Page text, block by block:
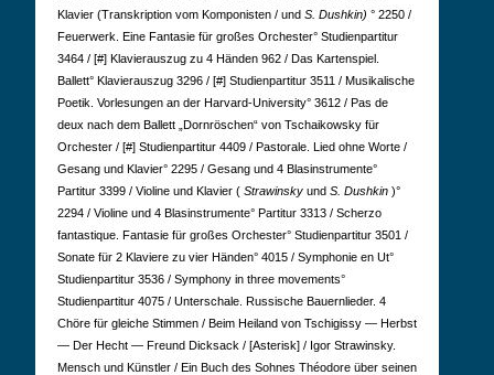
Klavier (Transkription vom Komponisten / und S. Dushkin) ° 2250 /
Feuerwerk. Eine Fantasie für großes Orchester° Studienpartitur
3464 / [#] Klavierauszug zu 4 Händen 962 / Das Kartenspiel.
Ballett° Klavierauszug 3296 / [#] Studienpartitur 3511 / Musikalische
Poetik. Vorlesungen an der Harvard-University° 3612 / Pas de
deux nach dem Ballett „Dornröschen“ von Tschaikowsky für
Orchester / [#] Studienpartitur 4409 / Pastorale. Lied ohne Worte /
Gesang und Klavier° 2295 / Gesang und 4 Blasinstrumente°
Partitur 3399 / Violine und Klavier ( Strawinsky und S. Dushkin )°
2294 / Violine und 4 Blasinstrumente° Partitur 3313 / Scherzo
fantastique. Fantasie für großes Orchester° Studienpartitur 3501 /
Sonate für 2 Klaviere zu vier Händen° 4015 / Symphonie en Ut°
Studienpartitur 3536 / Symphony in three movements°
Studienpartitur 4075 / Unterschale. Russische Bauernlieder. 4
Chöre für gleiche Stimmen / Beim Heiland von Tschigissy — Herbst
— Der Hecht — Freund Dicksack / [Asterisk] / Igor Strawinsky.
Mensch und Künstler / Ein Buch des Sohnes Théodore über seinen